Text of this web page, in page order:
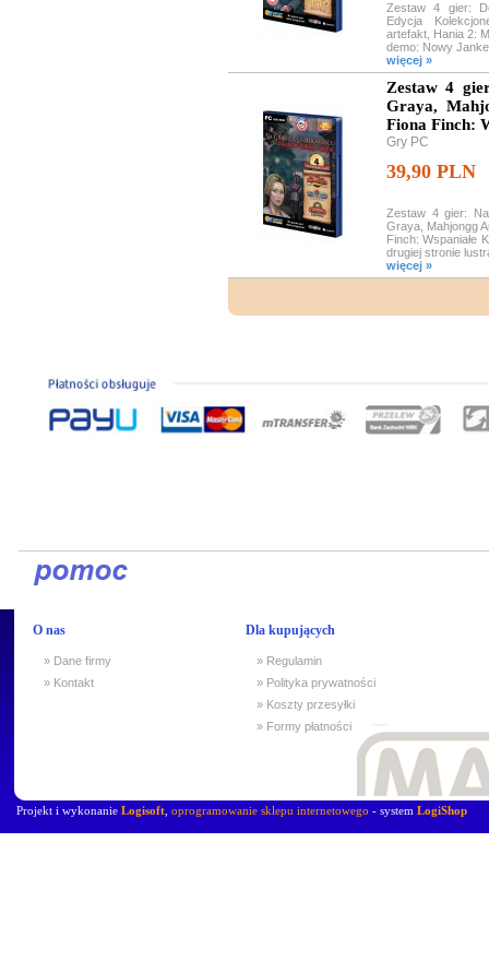
Zestaw 4 gier:
Edycja
artefakt, Hania 2:
demo: Nowy
więcej »
Zestaw 4
Graya,
Fiona Finch:
Gry PC
39,90 PLN
Zestaw 4 gier:
Graya, Mahjongg
Finch: Wspaniałe
drugiej stronie
więcej »
O nas
» Dane firmy
» Kontakt
Dla kupujących
» Regulamin
» Polityka prywatności
» Koszty przesyłki
» Formy płatności
Projekt i wykonanie Logisoft oprogramowanie sklepu internetowego - system LogiShop